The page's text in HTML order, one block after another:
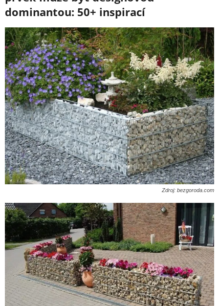
dominantou: 50+ inspirací
Zdroj: bezgoroda.com